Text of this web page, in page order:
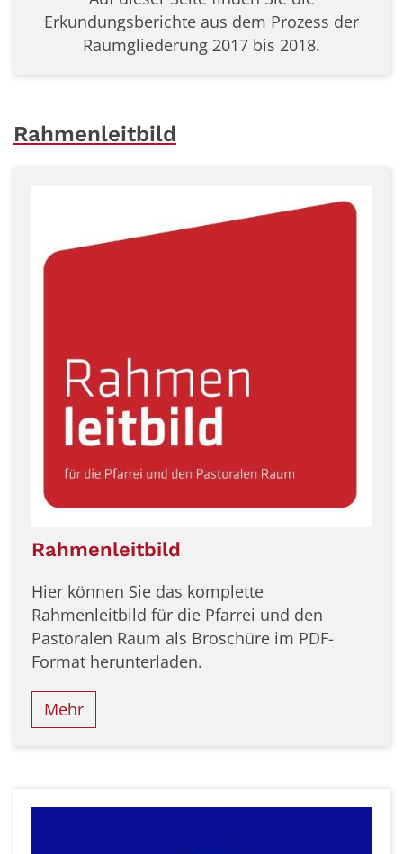
Erkundungsberichte aus dem Prozess der
Raumgliederung 2017 bis 2018.
Rahmenleitbild
Rahmenleitbild
Hier können Sie das komplette
Rahmenleitbild für die Pfarrei und den
Pastoralen Raum als Broschüre im PDF-
Format herunterladen.
Mehr